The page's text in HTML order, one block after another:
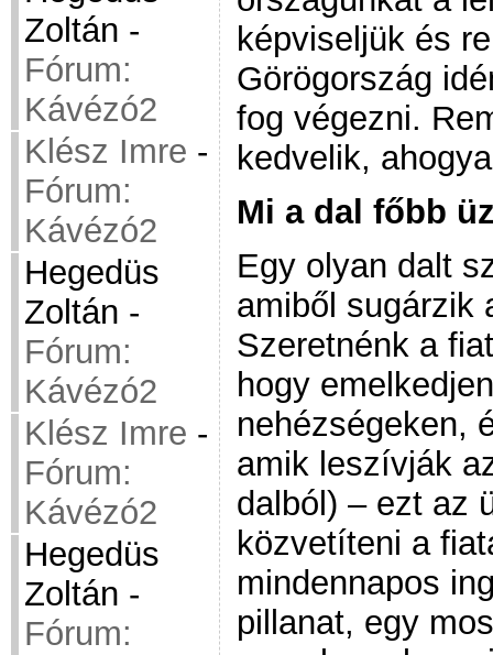
Zoltán -
Fórum:
Kávézó2
Klész Imre -
Fórum:
Kávézó2
Hegedüs
Zoltán -
Fórum:
Kávézó2
Klész Imre -
Fórum:
Kávézó2
Hegedüs
Zoltán -
Fórum:
képviseljük és
Görögország
fog végezni.
kedvelik,
Mi a dal főbb
Egy olyan dalt
amiből sugárzik
Szeretnénk a
hogy
nehézségeken,
amik leszívják
dalból) – ezt az
közvetíteni a
mindennapos
pillanat, egy